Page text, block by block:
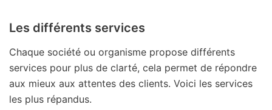
Les différents services
Chaque société ou organisme propose différents
services pour plus de clarté, cela permet de répondre
aux mieux aux attentes des clients. Voici les services
les plus répandus.